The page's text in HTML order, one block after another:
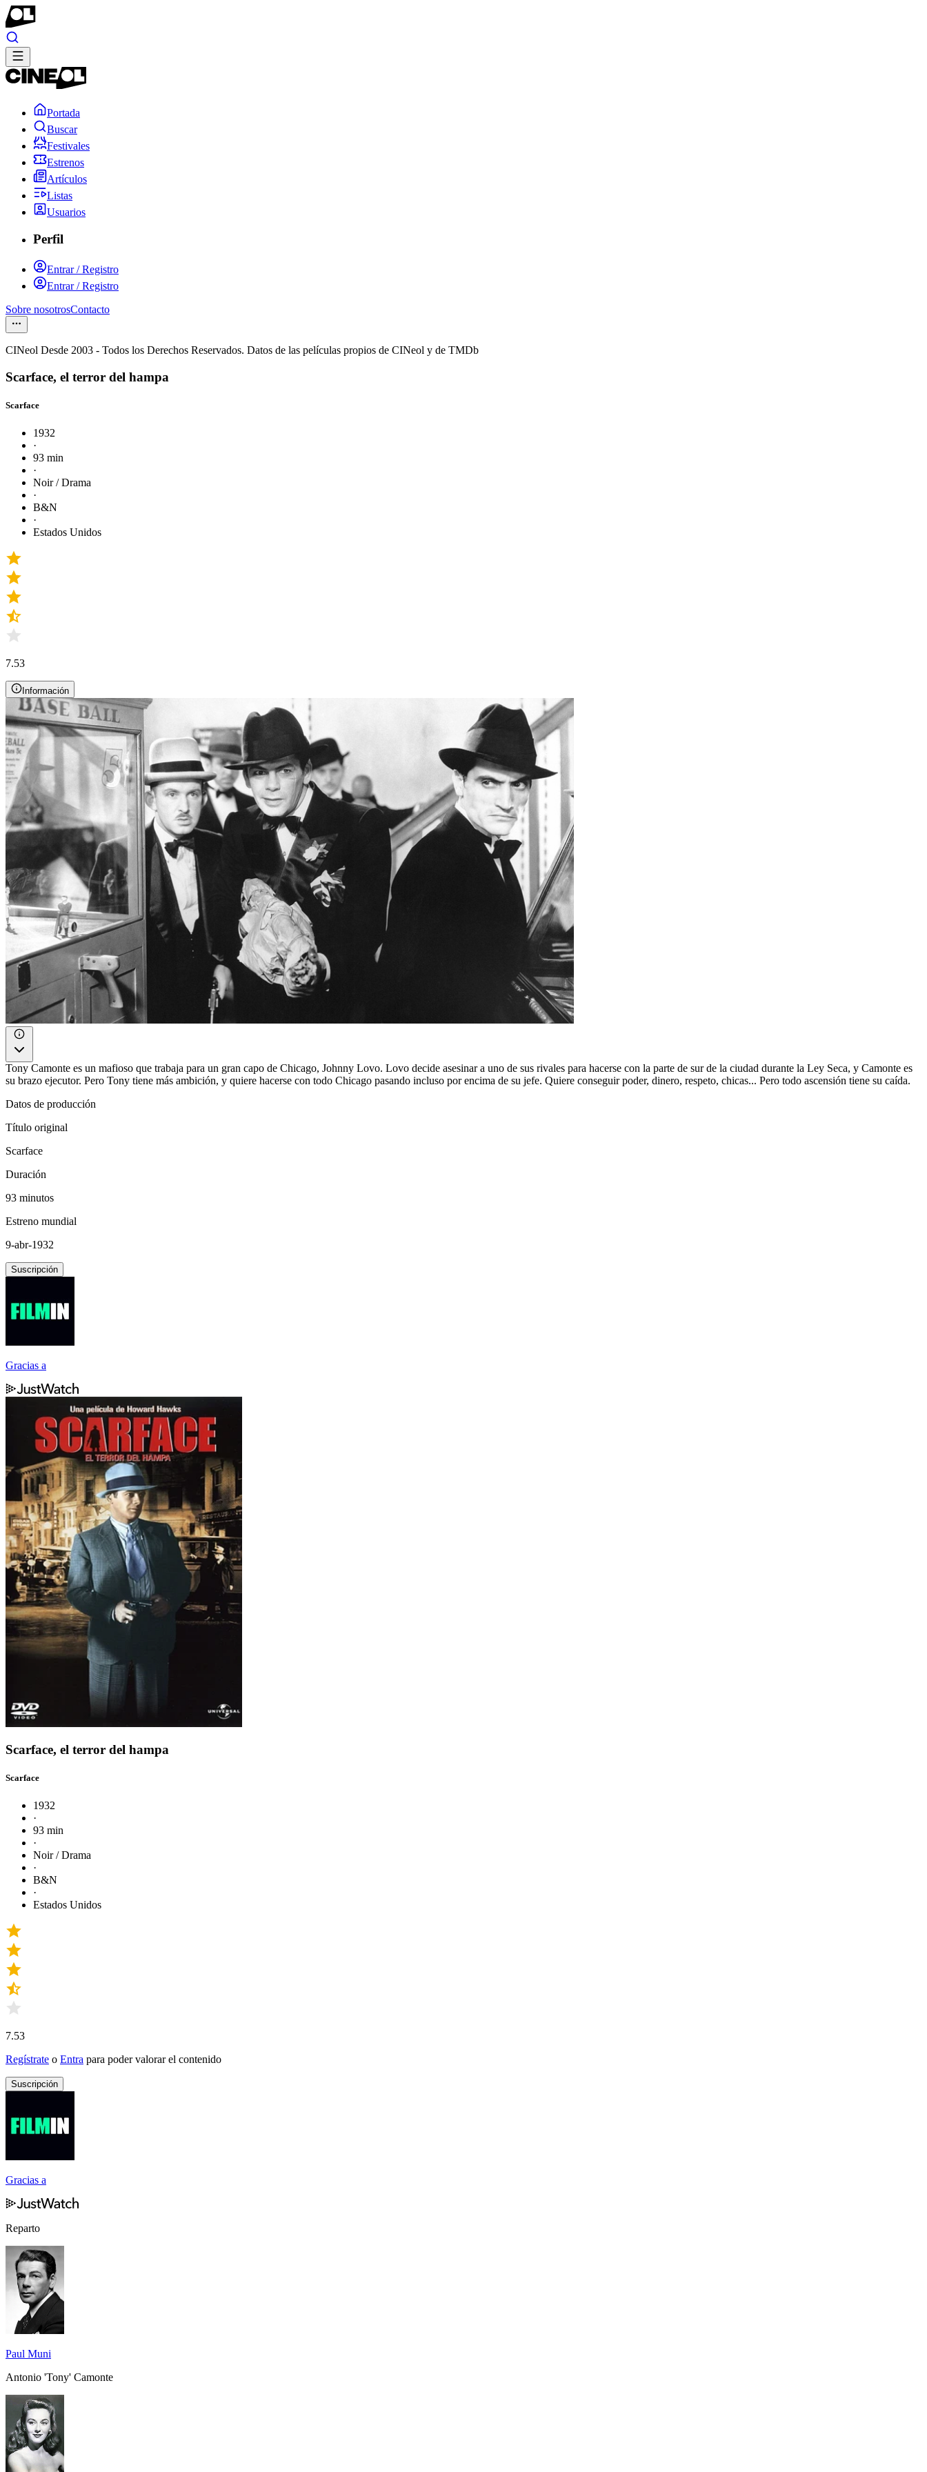
Portada
Buscar
Festivales
Estrenos
Artículos
Listas
Usuarios
Perfil
Entrar / Registro
Entrar / Registro
Sobre nosotrosContacto
CINeol Desde 2003 - Todos los Derechos Reservados. Datos de las películas propios de CINeol y de TMDb
Scarface, el terror del hampa
Scarface
1932
·
93 min
·
Noir / Drama
·
B&N
·
Estados Unidos
7.53
Información
Tony Camonte es un mafioso que trabaja para un gran capo de Chicago, Johnny Lovo. Lovo decide asesinar a uno de sus rivales para hacerse con la parte de sur de la ciudad durante la Ley Seca, y Camonte es
su brazo ejecutor. Pero Tony tiene más ambición, y quiere hacerse con todo Chicago pasando incluso por encima de su jefe. Quiere conseguir poder, dinero, respeto, chicas... Pero todo ascensión tiene su caída.
Datos de producción
Título original
Scarface
Duración
93 minutos
Estreno mundial
9-abr-1932
Suscripción
Gracias a
Scarface, el terror del hampa
Scarface
1932
·
93 min
·
Noir / Drama
·
B&N
·
Estados Unidos
7.53
Regístrate o Entra para poder valorar el contenido
Suscripción
Gracias a
Reparto
Paul Muni
Antonio 'Tony' Camonte